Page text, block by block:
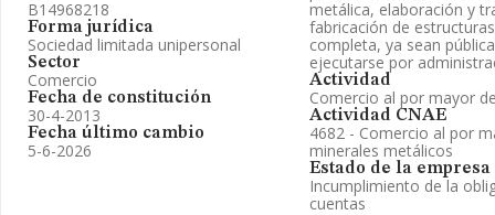
B14968218
Forma jurídica
Sociedad limitada unipersonal
Sector
Comercio
Fecha de constitución
30-4-2013
Fecha último cambio
5-6-2026
metálica, elaboración y
fabricación de
completa, ya sean
ejecutarse por
Actividad
Comercio al por mayor
Actividad CNAE
4682 - Comercio al por
minerales metálicos
Estado de la empresa
Incumplimiento de la
cuentas